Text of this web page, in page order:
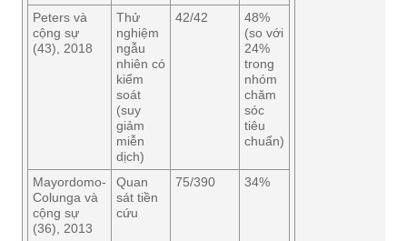
Peters và
cộng sự
(43), 2018
Thử
nghiệm
ngẫu
nhiên có
kiểm
soát
(suy
giảm
miễn
dịch)
42/42
48%
(so với
24%
trong
nhóm
chăm
sóc
tiêu
chuẩn)
Mayordomo-
Colunga và
cộng sự
(36), 2013
Quan
sát tiền
cứu
75/390 34%